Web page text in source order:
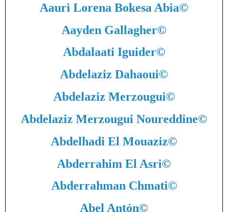
Aauri Lorena Bokesa Abia©
Aayden Gallagher©
Abdalaati Iguider©
Abdelaziz Dahaoui©
Abdelaziz Merzougui©
Abdelaziz Merzougui Noureddine©
Abdelhadi El Mouaziz©
Abderrahim El Asri©
Abderrahman Chmati©
Abel Antón©